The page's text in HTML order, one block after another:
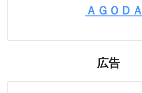
ＡＧＯＤＡ
広告